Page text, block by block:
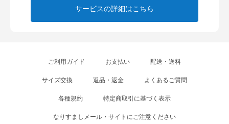
サービスの詳細はこちら
ご利用ガイド お支払い 配送・送料
サイズ交換 返品・返金 よくあるご質問
各種規約 特定商取引に基づく表示
なりすましメール・サイトにご注意ください